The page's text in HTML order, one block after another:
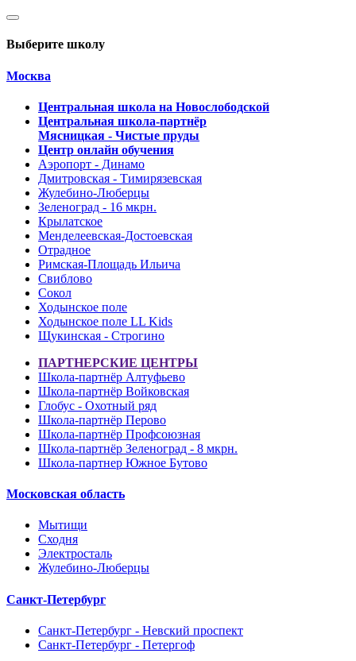
Выберите школу
Москва
Центральная школа на Новослободской
Центральная школа-партнёр
Мясницкая - Чистые пруды
Центр онлайн обучения
Аэропорт - Динамо
Дмитровская - Тимирязевская
Жулебино-Люберцы
Зеленоград - 16 мкрн.
Крылатское
Менделеевская-Достоевская
Отрадное
Римская-Площадь Ильича
Свиблово
Сокол
Ходынское поле
Ходынское поле LL Kids
Щукинская - Строгино
ПАРТНЕРСКИЕ ЦЕНТРЫ
Школа-партнёр Алтуфьево
Школа-партнёр Войковская
Глобус - Охотный ряд
Школа-партнёр Перово
Школа-партнёр Профсоюзная
Школа-партнёр Зеленоград - 8 мкрн.
Школа-партнер Южное Бутово
Московская область
Мытищи
Сходня
Электросталь
Жулебино-Люберцы
Санкт-Петербург
Санкт-Петербург - Невский проспект
Санкт-Петербург - Петергоф